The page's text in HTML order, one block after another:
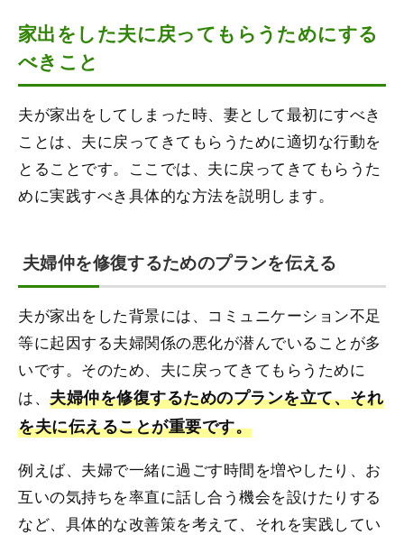
家出をした夫に戻ってもらうためにする
べきこと
夫が家出をしてしまった時、妻として最初にすべき
ことは、夫に戻ってきてもらうために適切な行動を
とることです。ここでは、夫に戻ってきてもらうた
めに実践すべき具体的な方法を説明します。
夫婦仲を修復するためのプランを伝える
夫が家出をした背景には、コミュニケーション不足
等に起因する夫婦関係の悪化が潜んでいることが多
いです。そのため、夫に戻ってきてもらうために
は、夫婦仲を修復するためのプランを立て、それ
を夫に伝えることが重要です。
例えば、夫婦で一緒に過ごす時間を増やしたり、お
互いの気持ちを率直に話し合う機会を設けたりする
など、具体的な改善策を考えて、それを実践してい